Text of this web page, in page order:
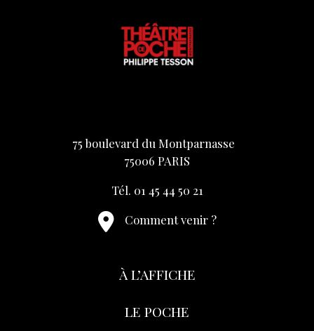
75 boulevard du Montparnasse
75006 PARIS
Tél. 01 45 44 50 21
Comment venir ?
À L’AFFICHE
LE POCHE